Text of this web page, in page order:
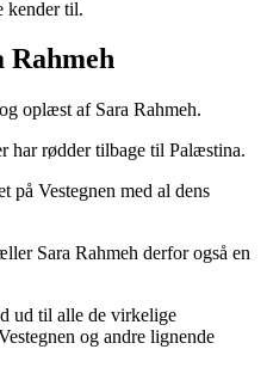
kender til.
Rahmeh
oplæst af Sara Rahmeh.
har rødder tilbage til Palæstina.
på Vestegnen med al dens
Sara Rahmeh derfor også en
ud til alle de virkelige
og andre lignende